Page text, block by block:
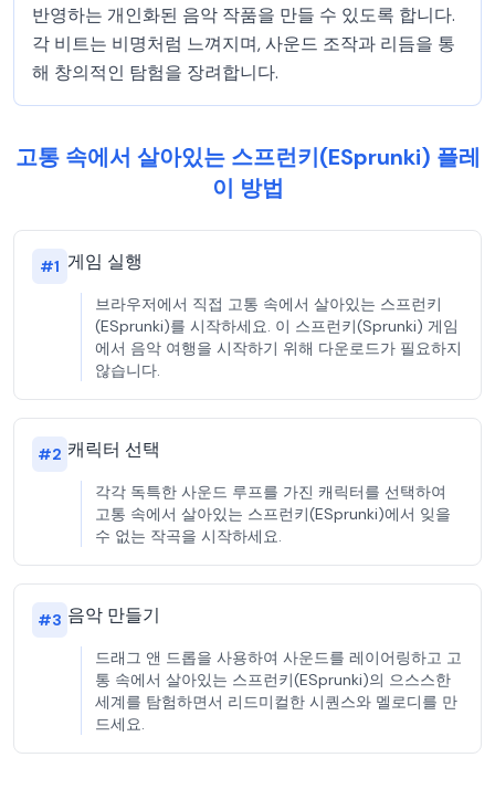
반영하는 개인화된 음악 작품을 만들 수 있도록 합니다.
각 비트는 비명처럼 느껴지며, 사운드 조작과 리듬을 통
해 창의적인 탐험을 장려합니다.
고통 속에서 살아있는 스프런키(ESprunki) 플레
이 방법
#1 게임 실행
브라우저에서 직접 고통 속에서 살아있는 스프런키
(ESprunki)를 시작하세요. 이 스프런키(Sprunki) 게임
에서 음악 여행을 시작하기 위해 다운로드가 필요하지
않습니다.
#2 캐릭터 선택
각각 독특한 사운드 루프를 가진 캐릭터를 선택하여
고통 속에서 살아있는 스프런키(ESprunki)에서 잊을
수 없는 작곡을 시작하세요.
#3 음악 만들기
드래그 앤 드롭을 사용하여 사운드를 레이어링하고 고
통 속에서 살아있는 스프런키(ESprunki)의 으스스한
세계를 탐험하면서 리드미컬한 시퀀스와 멜로디를 만
드세요.